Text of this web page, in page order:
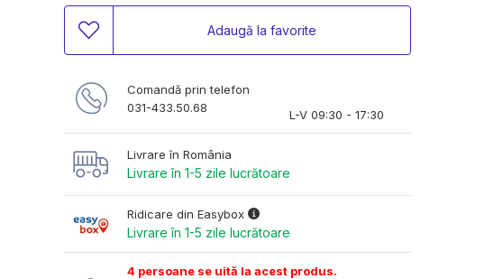
Adaugă la favorite
Comandă prin telefon
031-433.50.68
L-V 09:30 - 17:30
Livrare în România
Livrare în 1-5 zile lucrătoare
Ridicare din Easybox
Livrare în 1-5 zile lucrătoare
4 persoane se uită la acest produs.